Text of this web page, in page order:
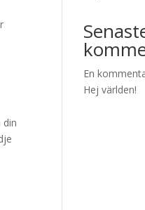
din
En
Hej världen!